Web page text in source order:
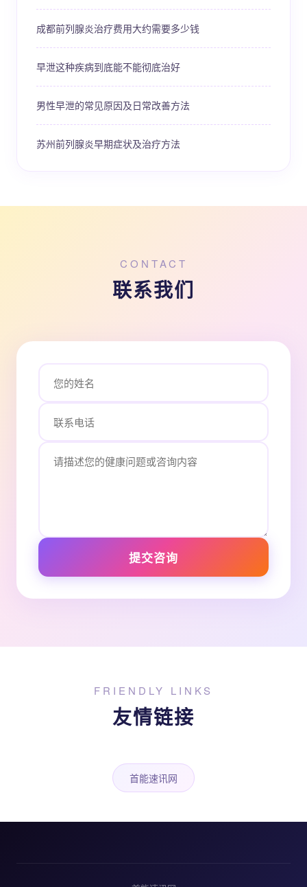
成都前列腺炎治疗费用大约需要多少钱
早泄这种疾病到底能不能彻底治好
男性早泄的常见原因及日常改善方法
苏州前列腺炎早期症状及治疗方法
CONTACT
联系我们
提交咨询
FRIENDLY LINKS
友情链接
首能速讯网